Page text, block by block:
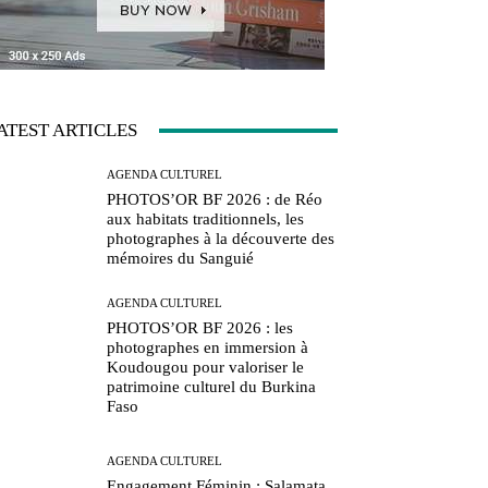
ARTICLES
AGENDA CULTUREL
PHOTOS’OR BF 2026 : de Réo
aux habitats traditionnels, les
photographes à la découverte des
mémoires du Sanguié
AGENDA CULTUREL
PHOTOS’OR BF 2026 : les
photographes en immersion à
Koudougou pour valoriser le
patrimoine culturel du Burkina
Faso
AGENDA CULTUREL